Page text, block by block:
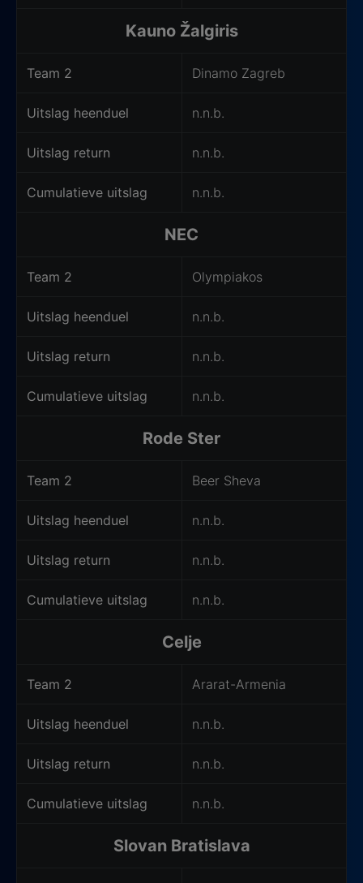
Kauno Žalgiris
Team 2 Dinamo Zagreb
Uitslag heenduel n.n.b.
Uitslag return n.n.b.
Cumulatieve uitslag n.n.b.
NEC
Team 2 Olympiakos
Uitslag heenduel n.n.b.
Uitslag return n.n.b.
Cumulatieve uitslag n.n.b.
Rode Ster
Team 2 Beer Sheva
Uitslag heenduel n.n.b.
Uitslag return n.n.b.
Cumulatieve uitslag n.n.b.
Celje
Team 2 Ararat-Armenia
Uitslag heenduel n.n.b.
Uitslag return n.n.b.
Cumulatieve uitslag n.n.b.
Slovan Bratislava